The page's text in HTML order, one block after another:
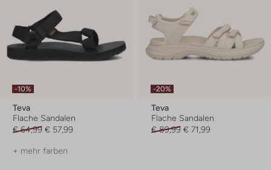
-10%
Teva
Flache Sandalen
€ 64,99 € 57,99
+ mehr farben
-20%
Teva
Flache Sandalen
€ 89,99 € 71,99